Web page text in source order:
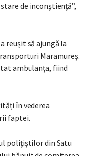
de inconștiență”,
reușit să ajungă la
Maramureș.
ambulanța, fiind
în vederea
faptei.
polițiștilor din Satu